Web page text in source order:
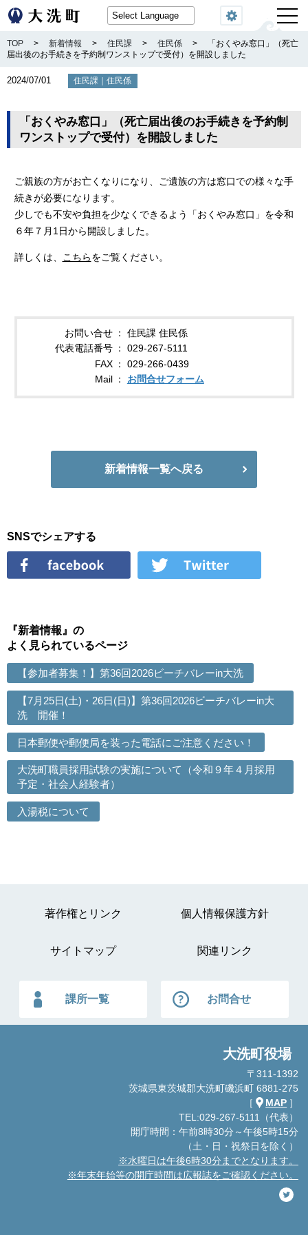
閲覧機能
TOP > 新着情報 > 住民課 > 住民係 >
「おくやみ窓口」（死亡
届出後のお手続きを予約制ワンストップで受付）を開設しました
2024/07/01 住民課 ｜住民係
「おくやみ窓口」（死亡届出後のお手続きを予約制
ワンストップで受付）を開設しました
ご親族の方がお亡くなりになり、ご遺族の方は窓口での様々な手
続きが必要になります。
少しでも不安や負担を少なくできるよう「おくやみ窓口」を令和
６年７月1日から開設しました。
詳しくは、 こちらをご覧ください。
お問い合せ
住民課 住民係
代表電話番号
029-267-5111
FAX
029-266-0439
Mail
お問合せフォーム
新着情報一覧へ戻る
SNSでシェアする
『新着情報』の
よく見られているページ
【参加者募集！】第36回2026ビーチバレーin大洗
【7月25日(土)・26日(日)】第36回2026ビーチバレーin大
洗 開催！
日本郵便や郵便局を装った電話にご注意ください！
大洗町職員採用試験の実施について（令和９年４月採用
予定・社会人経験者）
入湯税について
著作権とリンク 個人情報保護方針
サイトマップ 関連リンク
課所一覧 お問合せ
大洗町役場
〒311-1392
茨城県東茨城郡大洗町磯浜町 6881-275
［
MAP ］
TEL:029-267-5111（代表）
開庁時間：午前8時30分～午後5時15分
（土・日・祝祭日を除く）
※水曜日は午後6時30分までとなります。
※年末年始等の開庁時間は広報誌をご確認ください。